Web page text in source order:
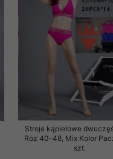
Stroje kąpielowe
Roz 40-48, Mix Kolor
szt.